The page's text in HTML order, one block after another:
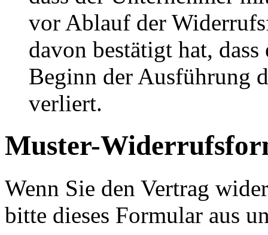
vor Ablauf der
davon bestätigt hat,
Beginn der Ausführung
verliert.
Muster-
Wenn Sie den Vertrag
bitte dieses Formular aus